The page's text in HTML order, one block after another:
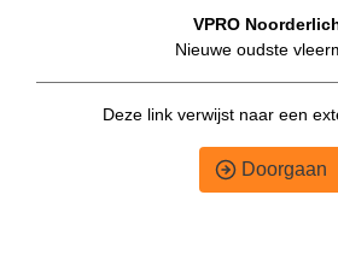
VPRO
Nieuwe oudste
Deze link verwijst naar een
Doorgaan